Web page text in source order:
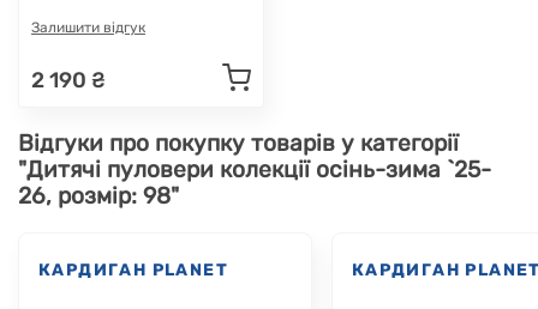
Залишити відгук
2 190 ₴
Відгуки про покупку товарів у категорії
"Дитячі пуловери колекції осінь-зима `25-
26, розмір: 98"
КАРДИГАН PLANET КАРДИГАН